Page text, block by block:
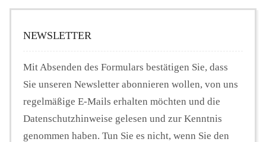
NEWSLETTER
Mit Absenden des Formulars bestätigen Sie, dass
Sie unseren Newsletter abonnieren wollen, von uns
regelmäßige E-Mails erhalten möchten und die
Datenschutzhinweise gelesen und zur Kenntnis
genommen haben. Tun Sie es nicht, wenn Sie den